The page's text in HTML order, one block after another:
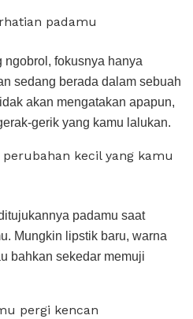
padamu
fokusnya hanya
sedang berada dalam sebuah
akan mengatakan apapun,
gerik yang kamu lalukan.
kecil yang kamu
padamu saat
Mungkin lipstik baru, warna
bahkan sekedar memuji
pergi kencan